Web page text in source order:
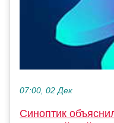
07:00, 02 Дек
Синоптик